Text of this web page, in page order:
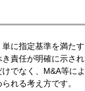
に指定基準を満た
責任が明確に示さ
でなく、M&A等に
れる考え方です。